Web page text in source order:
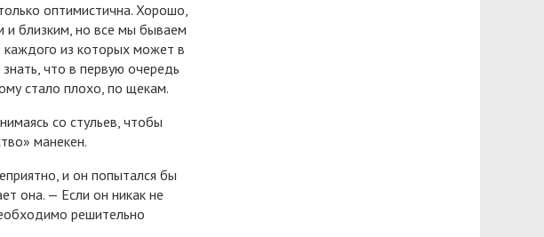
оптимистична. Хорошо,
и близким, но все мы бываем
из которых может в
что в первую очередь
стало плохо, по щекам.
со стульев, чтобы
манекен.
и он попытался бы
она. — Eсли он никак не
решительно